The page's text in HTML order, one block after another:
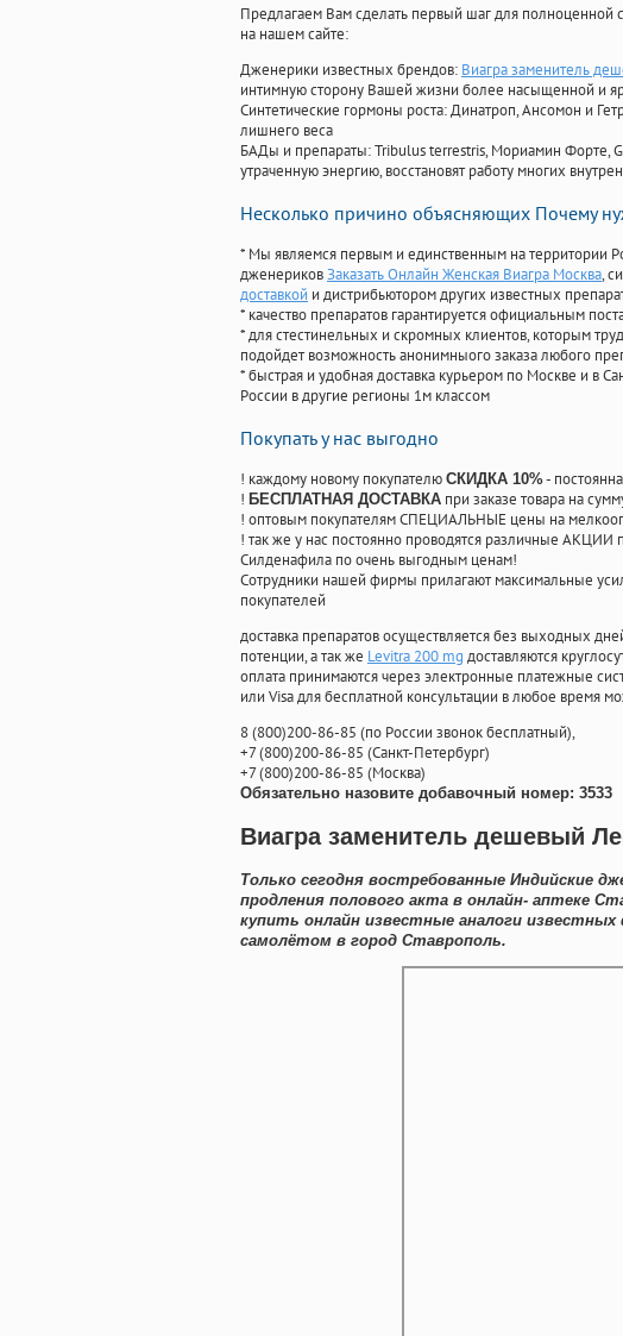
Предлагаем Вам сделать первый шаг для полноценной
на нашем сайте:
Дженерики известных брендов: Виагра заменитель
интимную сторону Вашей жизни более насыщенной и
Синтетические гормоны роста: Динатроп, Ансомон и
лишнего веса
БАДы и препараты:Tribulus terrestris, Мориамин Форте,
утраченную энергию, восстановят работу многих
Несколько причино объясняющих Почему
* Мы являемся первым и единственным на территории
дженериковЗаказать Онлайн Женская Виагра Москва,
доставкой и дистрибьютором других известных
* качество препаратов гарантируется официальным
* для стестинельных и скромных клиентов, которым
подойдет возможность анонимныого заказа любого
* быстрая и удобная доставка курьером по Москве и в
России в другие регионы 1м классом
Покупать у нас выгодно
! каждому новому покупателю СКИДКА 10%-
! БЕСПЛАТНАЯ ДОСТАВКА при заказе товара на
! оптовым покупателям СПЕЦИАЛЬНЫЕ цены на
! так же у нас постоянно проводятся различные
Силденафила по очень выгодным ценам!
Cотрудники нашей фирмы прилагают максимальные
покупателей
доставка препаратов осуществляется без выходных
потенции, а так же Levitra 200 mg доставляются
оплата принимаются через электронные платежные
или Visa для бесплатной консультации в любое время
8(800)200-86-85 (по России звонок бесплатный),
+7(800)200-86-85 (Санкт-Петербург)
+7(800)200-86-85 (Москва)
Обязательно назовите добавочный номер: 3533
Виагра заменитель дешевый
Только сегодня востребованные Индийские
продления полового акта в онлайн- аптеке
купить онлайн известные аналоги
самолётом в город Ставрополь.